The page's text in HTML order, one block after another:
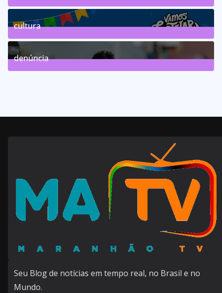
46Posts
cultura
63Posts
denúncia
Seu Blog de notícias em tempo real, no Brasil e no
Mundo.